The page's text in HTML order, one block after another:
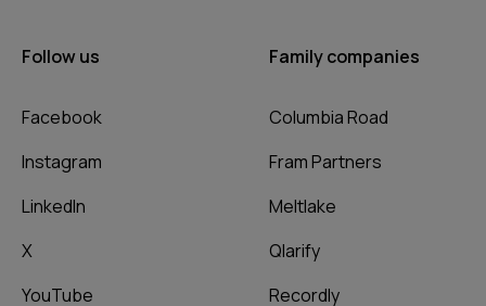
Follow us
Facebook
Instagram
LinkedIn
X
YouTube
Family companies
Columbia Road
Fram Partners
Meltlake
Qlarify
Recordly